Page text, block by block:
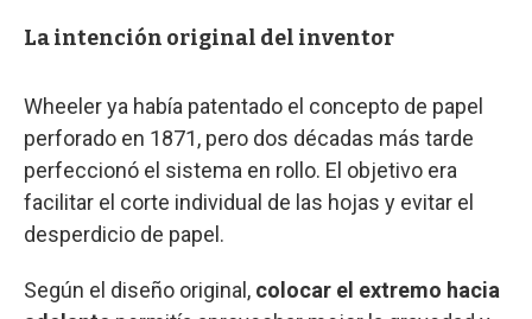
La intención original del inventor
Wheeler ya había patentado el concepto de papel
perforado en 1871, pero dos décadas más tarde
perfeccionó el sistema en rollo. El objetivo era
facilitar el corte individual de las hojas y evitar el
desperdicio de papel.
Según el diseño original, colocar el extremo hacia